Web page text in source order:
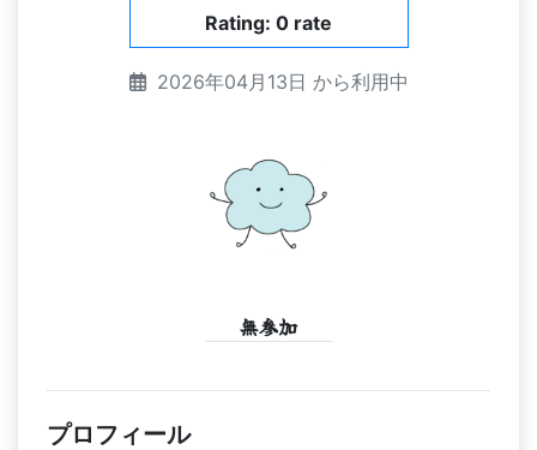
Rating: 0 rate
2026年04月13日 から利用中
無参加
プロフィール